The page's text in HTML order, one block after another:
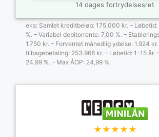
14 dages fortrydelsesret
eks: Samlet kreditbeløb: 175.000 kr. – Løbetid:
%. – Variabel debitorrente: 7,00 %. –
1.750 kr. – Forventet månedlig ydelse: 1.924
tilbagebetaling: 253.968 kr. – Løbetid: 1-15 år.
24,99 %. – Max ÅOP: 24,99 %.
★★★★★